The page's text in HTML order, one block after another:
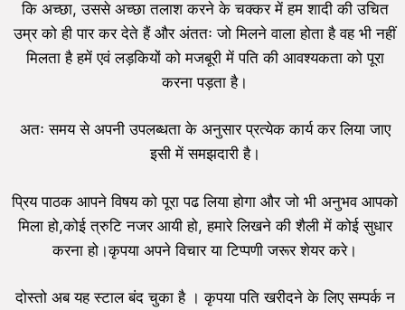
कि अच्छा, उससे अच्छा तलाश करने के चक्कर में हम शादी की उचित
उम्र को ही पार कर देते हैं और अंततः जो मिलने वाला होता है वह भी नहीं
मिलता है हमें एवं लड़कियों को मजबूरी में पति की आवश्यकता को पूरा
करना पड़ता है।
अतः समय से अपनी उपलब्धता के अनुसार प्रत्येक कार्य कर लिया जाए
इसी में समझदारी है।
प्रिय पाठक आपने विषय को पूरा पढ लिया होगा और जो भी अनुभव आपको
मिला हो,कोई त्रुटि नजर आयी हो, हमारे लिखने की शैली में कोई सुधार
करना हो।कृपया अपने विचार या टिप्पणी जरूर शेयर करे।
दोस्तो अब यह स्टाल बंद चुका है । कृपया पति खरीदने के लिए सम्पर्क न